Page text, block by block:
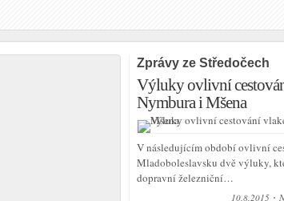
Zprávy ze Středočech
Výluky ovlivní
Nymbura i Mšena
V následujícím období ovlivní
Mladoboleslavsku dvě výluky,
dopravní železniční…
10.8.2015